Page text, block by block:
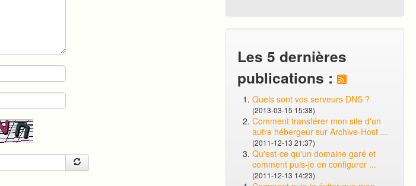
Les 5 dernières
publications :
Quels sont vos serveurs DNS ?
(2013-03-15 15:38)
Comment transférer mon site d'un
autre hébergeur sur Archive-Host ...
(2011-12-13 21:37)
Qu'est-ce qu'un domaine garé et
comment puis-je en configurer ...
(2011-12-13 14:23)